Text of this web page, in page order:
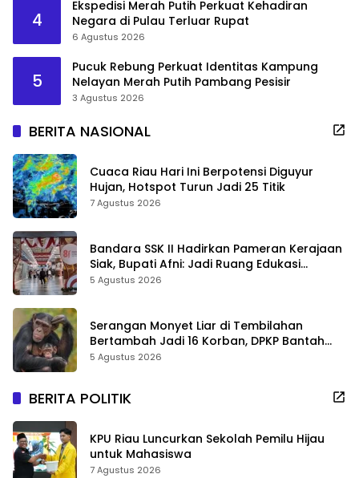
4
Ekspedisi Merah Putih Perkuat Kehadiran
Negara di Pulau Terluar Rupat
6 Agustus 2026
5
Pucuk Rebung Perkuat Identitas Kampung
Nelayan Merah Putih Pambang Pesisir
3 Agustus 2026
BERITA NASIONAL
Cuaca Riau Hari Ini Berpotensi Diguyur
Hujan, Hotspot Turun Jadi 25 Titik
7 Agustus 2026
Bandara SSK II Hadirkan Pameran Kerajaan
Siak, Bupati Afni: Jadi Ruang Edukasi
Sejarah Riau
5 Agustus 2026
Serangan Monyet Liar di Tembilahan
Bertambah Jadi 16 Korban, DPKP Bantah
Video Gerombolan Viral
5 Agustus 2026
BERITA POLITIK
KPU Riau Luncurkan Sekolah Pemilu Hijau
untuk Mahasiswa
7 Agustus 2026